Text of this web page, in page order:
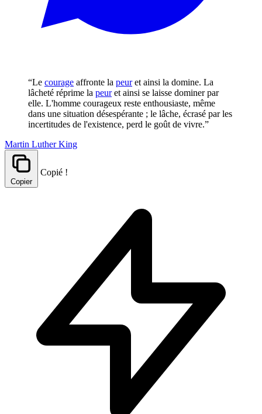
“Le courage affronte la peuret ainsi la domine. La
lâcheté réprime la peuret ainsi se laisse dominer par
elle. L'homme courageux reste enthousiaste, même
dans une situation désespérante ; le lâche, écrasé par les
incertitudes de l'existence, perd le goût de vivre.”
Martin Luther King
Copier
Copié !